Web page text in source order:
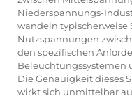
Niederspannungs-
wandeln typischerweise
Nutzspannungen
den spezifischen
Beleuchtungssystemen
Die Genauigkeit dieses
wirkt sich unmittelbar